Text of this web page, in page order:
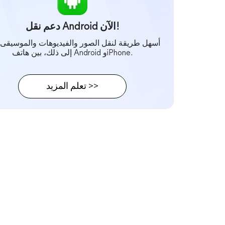
دعم نقل Android الآن!
أسهل طريقة لنقل الصور والفيديوهات
إلى ذلك، بين هاتف Android وiPhone.
تعلم المزيد >>